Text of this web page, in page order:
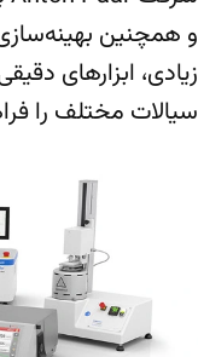
و همچنین بهینه‌سازی
زیادی، ابزارهای
سیالات مختلف را